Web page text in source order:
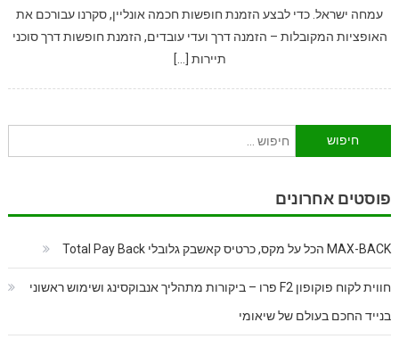
עמחה ישראל. כדי לבצע הזמנת חופשות חכמה אונליין, סקרנו עבורכם את
האופציות המקובלות – הזמנה דרך ועדי עובדים, הזמנת חופשות דרך סוכני
תיירות […]
חיפוש:
פוסטים אחרונים
MAX-BACK הכל על מקס, כרטיס קאשבק גלובלי Total Pay Back
חווית לקוח פוקופון F2 פרו – ביקורות מתהליך אנבוקסינג ושימוש ראשוני
בנייד החכם בעולם של שיאומי